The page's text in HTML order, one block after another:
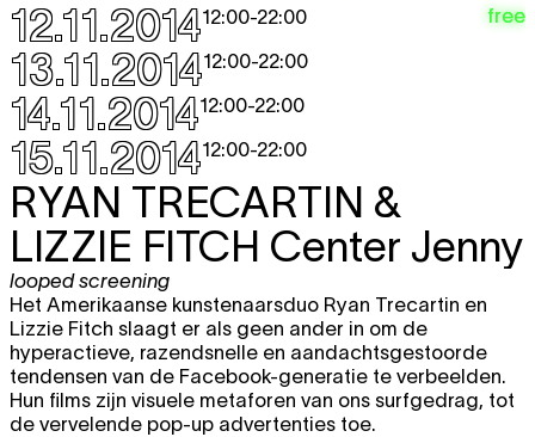
12.11.201412:00-22:00
13.11.201412:00-22:00
14.11.201412:00-22:00
15.11.201412:00-22:00
free
RYAN TRECARTIN &
LIZZIE FITCH Center Jenny
looped screening
Het Amerikaanse kunstenaarsduo Ryan Trecartin en
Lizzie Fitch slaagt er als geen ander in om de
hyperactieve, razendsnelle en aandachtsgestoorde
tendensen van de Facebook-generatie te verbeelden.
Hun films zijn visuele metaforen van ons surfgedrag, tot
de vervelende pop-up advertenties toe.